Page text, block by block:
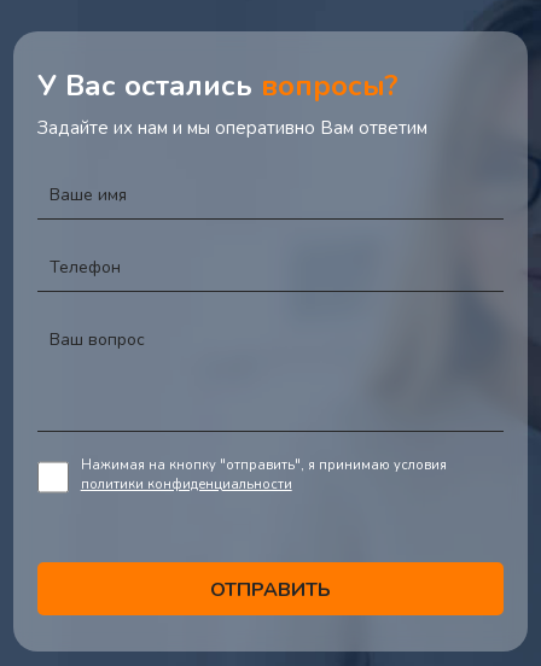
У Вас остались вопросы?
Задайте их нам и мы оперативно Вам ответим
Нажимая на кнопку "отправить", я принимаю условия
политики конфиденциальности